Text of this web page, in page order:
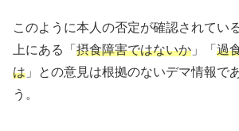
このように本人の否定が確認されてい
上にある「 摂食障害ではないか 」「 過
は 」との意見は根拠のないデマ情報で
う。